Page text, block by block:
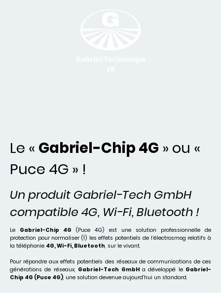
Le « Gabriel-Chip 4G » ou «
Puce 4G » !
Un produit Gabriel-Tech GmbH
compatible 4G, Wi-Fi, Bluetooth !
Le Gabriel-Chip 4G (Puce 4G) est une solution professionnelle de
protection pour normaliser (1) les effets potentiels de l’électrosmog relatifs à
la téléphonie 4G, Wi-Fi, Bluetooth, sur le vivant.
Pour répondre aux effets potentiels des réseaux de communications de ces
générations de réseaux, Gabriel-Tech GmbHa développé le Gabriel-
Chip 4G (Puce 4G), une solution devenue aujourd'hui un standard.